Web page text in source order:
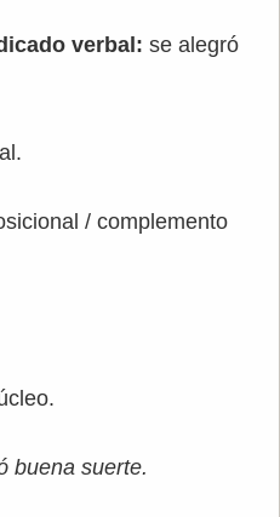
verbal: se alegró
/ complemento
buena suerte.